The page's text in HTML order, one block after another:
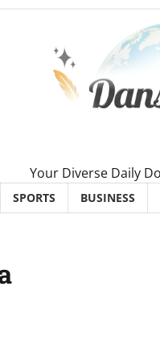
Your Diverse Daily
SPORTS BUSINESS